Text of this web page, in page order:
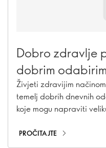
Dobro zdravlje
dobrim
Živjeti zdravijim
temelj dobrih dnevnih
koje mogu napraviti
PROČITAJTE